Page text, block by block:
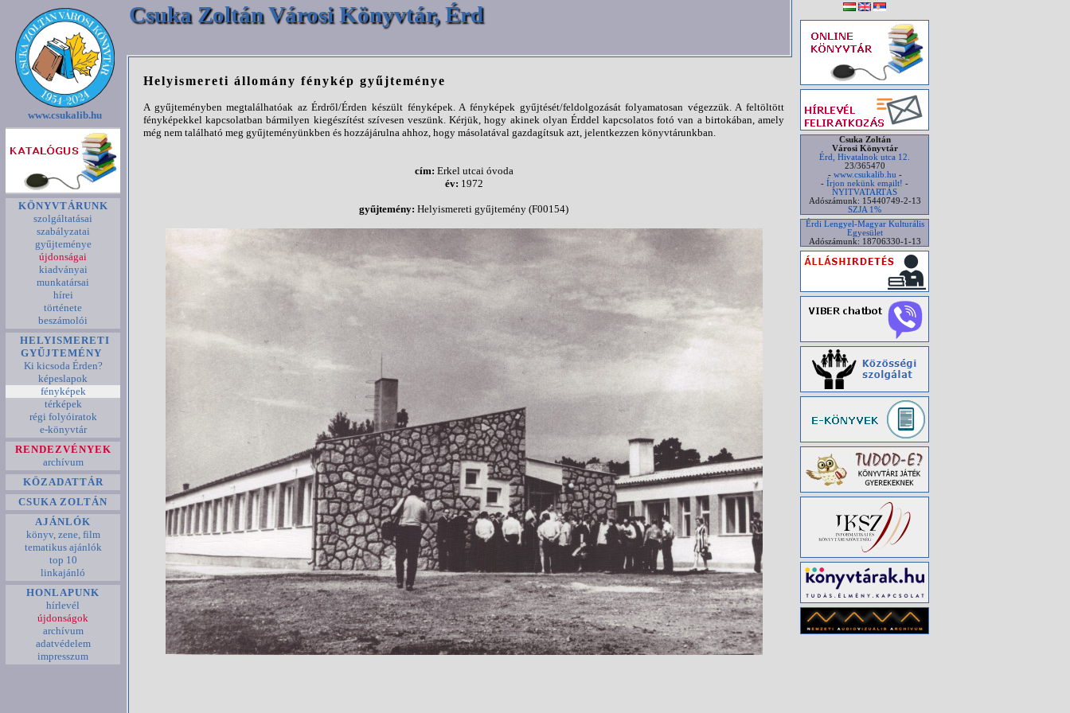
Csuka Zoltán Városi Könyvtár, Érd
www.csukalib.hu
KÖNYVTÁRUNK
szolgáltatásai
szabályzatai
gyűjteménye
újdonságai
kiadványai
munkatársai
hírei
története
beszámolói
HELYISMERETI
GYŰJTEMÉNY
Ki kicsoda Érden?
képeslapok
fényképek
térképek
régi folyóiratok
e-könyvtár
RENDEZVÉNYEK
archívum
KÖZADATTÁR
CSUKA ZOLTÁN
AJÁNLÓK
könyv, zene, film
tematikus ajánlók
top 10
linkajánló
HONLAPUNK
hírlevél
újdonságok
archívum
adatvédelem
impresszum
Helyismereti állomány fénykép gyűjteménye
A gyűjteményben megtalálhatóak az Érdről/Érden készült fényképek. A fényképek gyűjtését/feldolgozását folyamatosan végezzük. A feltöltött
fényképekkel kapcsolatban bármilyen kiegészítést szívesen veszünk. Kérjük, hogy akinek olyan Érddel kapcsolatos fotó van a birtokában, amely
még nem található meg gyűjteményünkben és hozzájárulna ahhoz, hogy másolatával gazdagítsuk azt, jelentkezzen könyvtárunkban.
cím: Erkel utcai óvoda
év: 1972
gyűjtemény: Helyismereti gyűjtemény (F00154)
Csuka Zoltán
Városi Könyvtár
Érd, Hivatalnok utca 12.
23/365470
- www.csukalib.hu -
- Írjon nekünk emailt! -
NYITVATARTÁS
Adószámunk: 15440749-2-13
SZJA 1%
Érdi Lengyel-Magyar Kulturális
Egyesület
Adószámunk: 18706330-1-13